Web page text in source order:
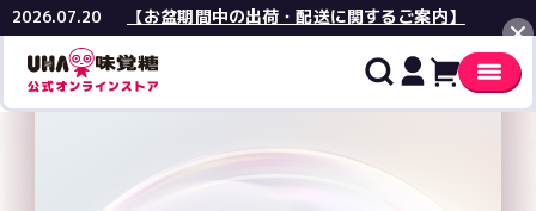
2026.07.20 【お盆期間中の出荷・配送に関するご案内】
閉じる